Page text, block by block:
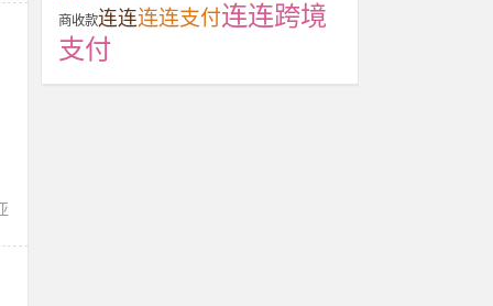
商收款连连连连支付连连跨境
支付